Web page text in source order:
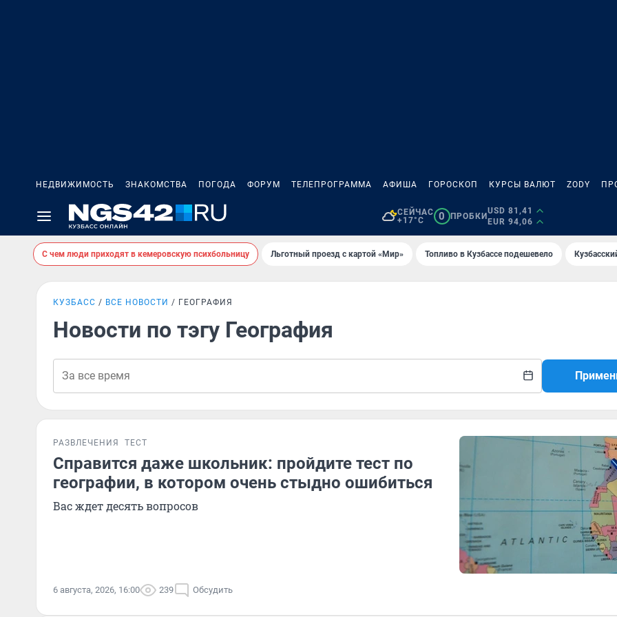
НЕДВИЖИМОСТЬ ЗНАКОМСТВА ПОГОДА ФОРУМ ТЕЛЕПРОГРАММА АФИША ГОРОСКОП КУРСЫ ВАЛЮТ ZODY
СЕЙЧАС
+17°C
0 ПРОБКИ
USD 81,41
EUR 94,06
С чем люди приходят в кемеровскую психбольницу Льготный проезд с картой «Мир» Топливо в Кузбассе подешевело
КУЗБАСС ВСЕ НОВОСТИ ГЕОГРАФИЯ
Новости по тэгу География
РАЗВЛЕЧЕНИЯ ТЕСТ
Справится даже школьник: пройдите тест по
географии, в котором очень стыдно ошибиться
Вас ждет десять вопросов
6 августа, 2026, 16:00 239 Обсудить